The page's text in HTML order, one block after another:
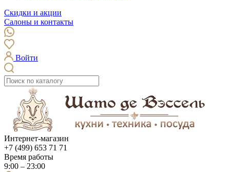
Скидки и акции
Салоны и контакты
Войти
Интернет-магазин
+7 (499) 653 71 71
Время работы
9:00 – 23:00